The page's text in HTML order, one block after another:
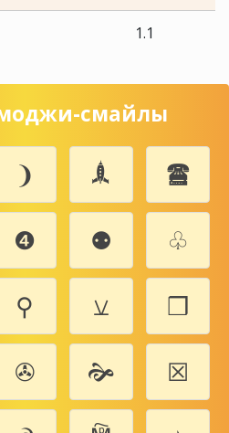
1.1
смайлы
❩ 🙭
🖀
❹ ⚉
♧
⚲ ⚺
❒
✇ 🙞
☒